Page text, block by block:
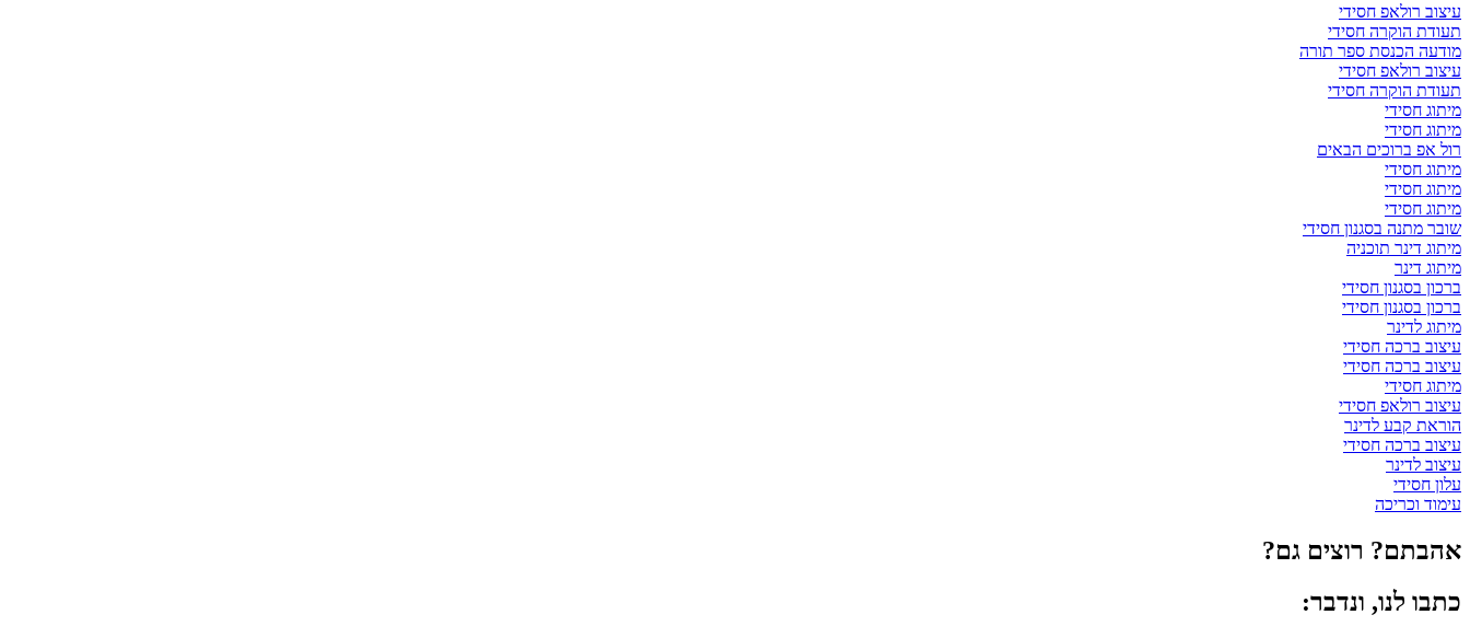
עיצוב רולאפ חסידי
תעודת הוקרה חסידי
מודעה הכנסת ספר תורה
עיצוב רולאפ חסידי
תעודת הוקרה חסידי
מיתוג חסידי
מיתוג חסידי
רול אפ ברוכים הבאים
מיתוג חסידי
מיתוג חסידי
מיתוג חסידי
שובר מתנה בסגנון חסידי
מיתוג דינר תוכניה
מיתוג דינר
ברכון בסגנון חסידי
ברכון בסגנון חסידי
מיתוג לדינר
עיצוב ברכה חסידי
עיצוב ברכה חסידי
מיתוג חסידי
עיצוב רולאפ חסידי
הוראת קבע לדינר
עיצוב ברכה חסידי
עיצוב לדינר
עלון חסידי
עימוד וכריכה
אהבתם? רוצים גם?
כתבו לנו, ונדבר: